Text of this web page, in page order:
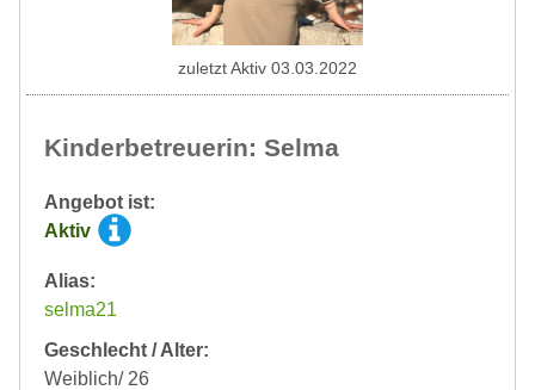
Kinderbetreuerin: Selma
Angebot ist:
Aktiv
Alias:
selma21
Geschlecht / Alter:
Weiblich/ 26
zuletzt Aktiv 03.03.2022